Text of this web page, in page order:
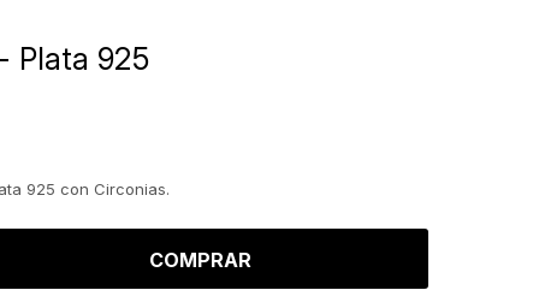
Plata 925
925 con Circonias.
COMPRAR